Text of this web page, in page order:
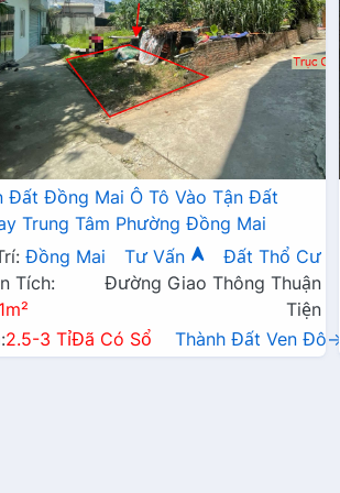
Đất Đồng Mai Ô Tô Vào Tận Đất
Trung Tâm Phường Đồng Mai
Đồng Mai Tư Vấn
Đất Thổ Cư
Tích:
Đường Giao Thông Thuận
Tiện
2.5-3 TỉĐã Có Sổ Thành Đất Ven Đô→